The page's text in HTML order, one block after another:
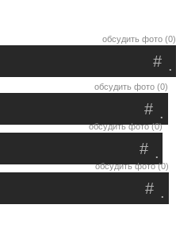
обсудить фото (0)
.
#
обсудить фото (0)
.
#
обсудить фото (0)
.
#
обсудить фото (0)
.
#